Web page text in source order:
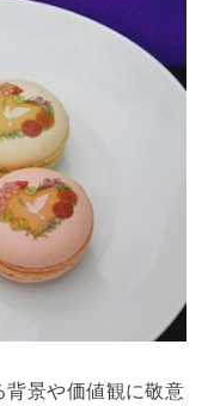
背景や価値観に敬意